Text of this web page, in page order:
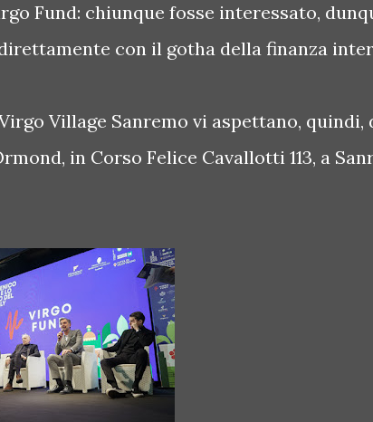
Fund: chiunque fosse interessato,
con il gotha della finanza
Village Sanremo vi aspettano, quindi,
in Corso Felice Cavallotti 113, a